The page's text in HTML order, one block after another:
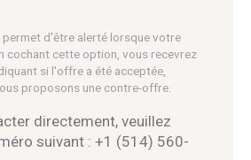
d'être alerté lorsque votre
cochant cette option, vous recevrez
si l'offre a été acceptée,
proposons une contre-offre.
directement, veuillez
suivant : +1 (514) 560-